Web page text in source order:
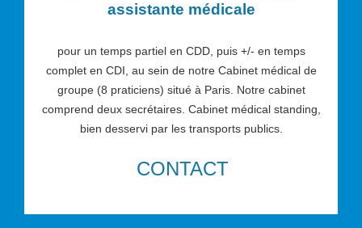
assistante médicale
pour un temps partiel en CDD, puis +/- en temps
complet en CDI, au sein de notre Cabinet médical de
groupe (8 praticiens) situé à Paris. Notre cabinet
comprend deux secrétaires. Cabinet médical standing,
bien desservi par les transports publics.
CONTACT